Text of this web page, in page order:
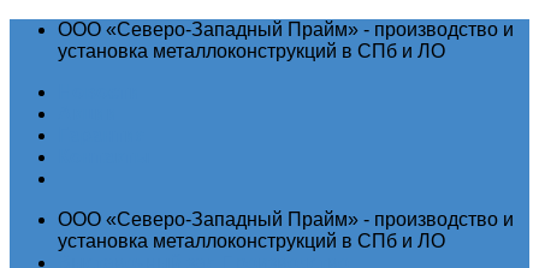
ООО «Северо-Западный Прайм» - производство и
установка металлоконструкций в СПб и ЛО
ООО «Северо-Западный Прайм» - производство и
установка металлоконструкций в СПб и ЛО